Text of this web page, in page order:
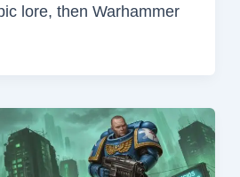
lore, then Warhammer